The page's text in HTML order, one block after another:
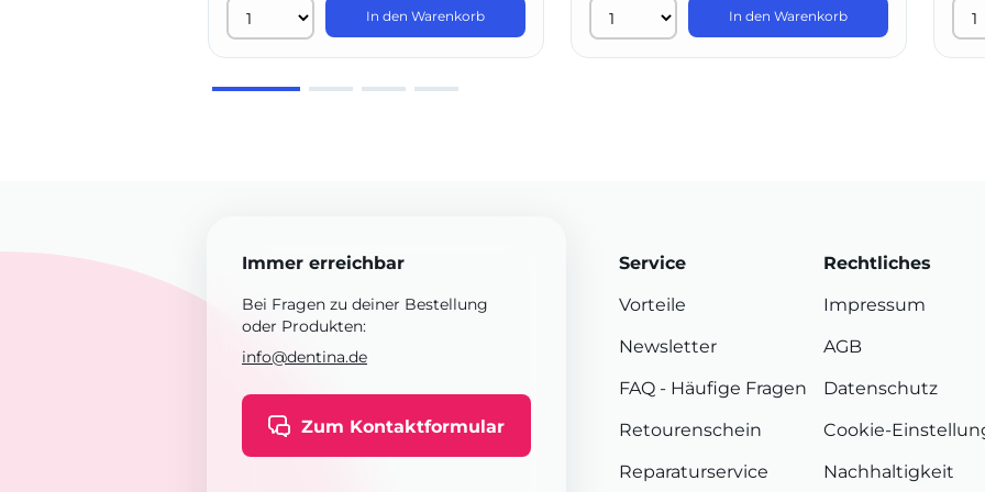
In den Warenkorb In den Warenkorb
Immer erreichbar
Bei Fragen zu deiner Bestellung
oder Produkten:
info@dentina.de
Zum Kontaktformular
Service
Vorteile
Newsletter
FAQ - Häufige Fragen
Retourenschein
Reparaturservice
Rechtliches
Impressum
AGB
Datenschutz
Cookie-
Nachhaltigkeit